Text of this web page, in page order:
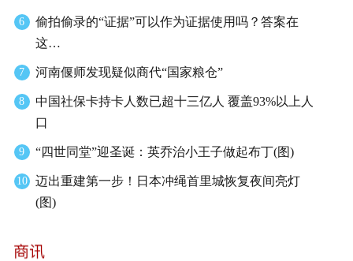
6
偷拍偷录的“证据”可以作为证据使用吗？答案在
这…
7 河南偃师发现疑似商代“国家粮仓”
8
中国社保卡持卡人数已超十三亿人 覆盖93%以上人
口
9 “四世同堂”迎圣诞：英乔治小王子做起布丁(图)
10
迈出重建第一步！日本冲绳首里城恢复夜间亮灯
(图)